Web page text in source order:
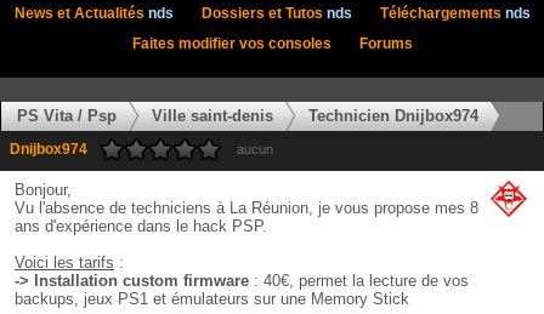
News et Actualités nds Dossiers et Tutos nds Téléchargements nds
Faites modifier vos consoles
Forums
PS Vita / Psp Ville saint-denis Technicien Dnijbox974
Dnijbox974 aucun
Bonjour,
Vu l'absence de techniciens à La Réunion, je vous propose mes 8
ans d'expérience dans le hack PSP.
Voici les tarifs :
-> Installation custom firmware : 40€, permet la lecture de vos
backups, jeux PS1 et émulateurs sur une Memory Stick